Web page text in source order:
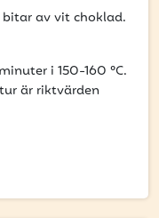
ta del av våra
av vit choklad.
i 150-160 °C.
är riktvärden